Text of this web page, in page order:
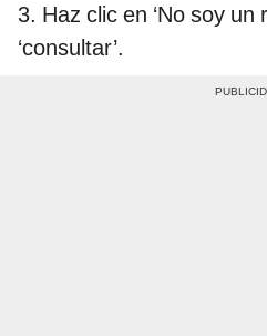
3. Haz clic en ‘No soy un
‘consultar’.